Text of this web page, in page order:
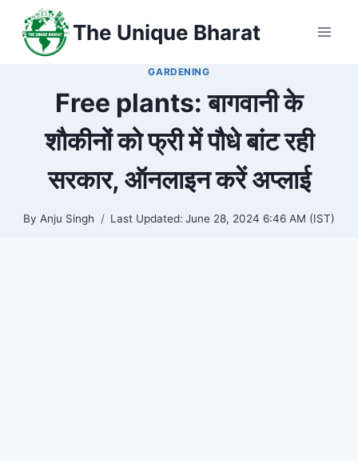
content
The Unique Bharat
GARDENING
Free plants: बागवानी के
शौकीनों को फ्री में पौधे बांट रही
सरकार, ऑनलाइन करें अप्लाई
By Anju Singh Last Updated: June 28, 2024 6:46 AM (IST)